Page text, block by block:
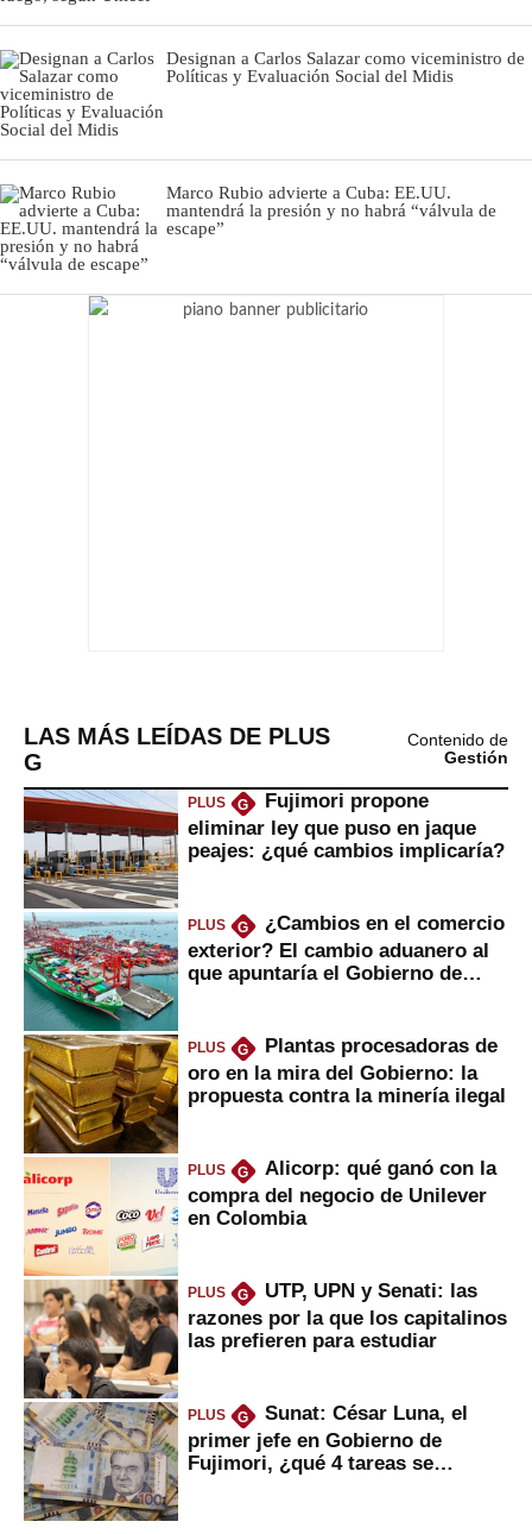
Designan a Carlos Salazar como viceministro de
Políticas y Evaluación Social del Midis
Marco Rubio advierte a Cuba: EE.UU.
mantendrá la presión y no habrá “válvula de
escape”
LAS MÁS LEÍDAS DE PLUS
G
Contenido de
Gestión
PLUS G
Fujimori propone
eliminar ley que puso en jaque
peajes: ¿qué cambios implicaría?
PLUS G
¿Cambios en el comercio
exterior? El cambio aduanero al
que apuntaría el Gobierno de
PLUS G
Plantas procesadoras de
oro en la mira del Gobierno: la
propuesta contra la minería ilegal
PLUS G
Alicorp: qué ganó con la
compra del negocio de Unilever
en Colombia
PLUS G
UTP, UPN y Senati: las
razones por la que los capitalinos
las prefieren para estudiar
PLUS G
Sunat: César Luna, el
primer jefe en Gobierno de
Fujimori, ¿qué 4 tareas se